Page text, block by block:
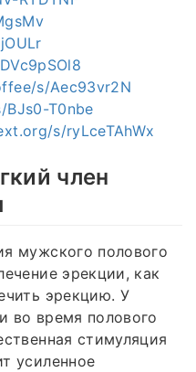
s/Aec93vr2N
T0nbe
s/ryLceTAhWx
член
мужского полового
эрекции, как
эрекцию. У
во время полового
стимуляция
усиленное